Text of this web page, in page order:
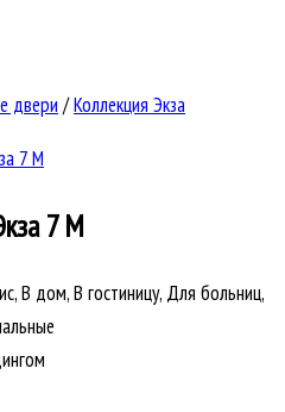
двери /Коллекция Экза
7 М
В дом, В гостиницу, Для больниц,